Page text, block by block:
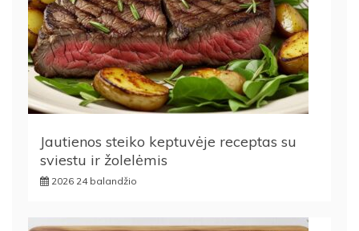
Jautienos steiko keptuvėje receptas su
sviestu ir žolelėmis
2026 24 balandžio